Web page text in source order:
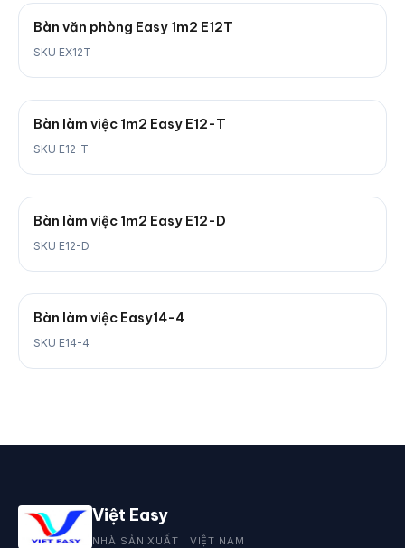
Bàn văn phòng Easy 1m2 E12T
SKU EX12T
Bàn làm việc 1m2 Easy E12-T
SKU E12-T
Bàn làm việc 1m2 Easy E12-D
SKU E12-D
Bàn làm việc Easy14-4
SKU E14-4
Việt Easy
NHÀ SẢN XUẤT · VIỆT NAM